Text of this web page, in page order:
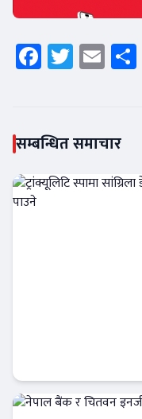
Facebook
Twitter
Email
सम्बन्धित समाचार
बैंक-वित्त